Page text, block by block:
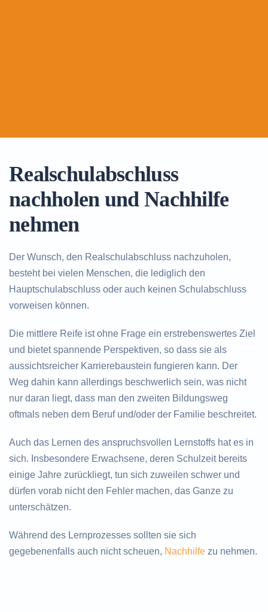
Realschulabschluss
nachholen und Nachhilfe
nehmen
Der Wunsch, den Realschulabschluss nachzuholen,
besteht bei vielen Menschen, die lediglich den
Hauptschulabschluss oder auch keinen Schulabschluss
vorweisen können.
Die mittlere Reife ist ohne Frage ein erstrebenswertes Ziel
und bietet spannende Perspektiven, so dass sie als
aussichtsreicher Karrierebaustein fungieren kann. Der
Weg dahin kann allerdings beschwerlich sein, was nicht
nur daran liegt, dass man den zweiten Bildungsweg
oftmals neben dem Beruf und/oder der Familie beschreitet.
Auch das Lernen des anspruchsvollen Lernstoffs hat es in
sich. Insbesondere Erwachsene, deren Schulzeit bereits
einige Jahre zurückliegt, tun sich zuweilen schwer und
dürfen vorab nicht den Fehler machen, das Ganze zu
unterschätzen.
Während des Lernprozesses sollten sie sich
gegebenenfalls auch nicht scheuen, Nachhilfe zu nehmen.